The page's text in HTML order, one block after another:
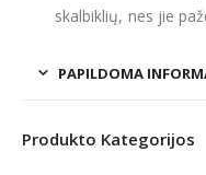
skalbiklių, nes jie
PAPILDOMA
Produkto Kategorijos